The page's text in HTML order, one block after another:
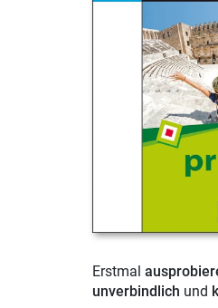
Erstmal
unverbindlich und